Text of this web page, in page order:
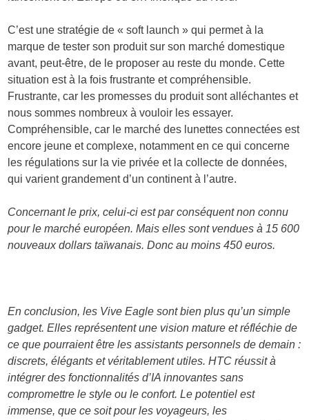
C’est une stratégie de « soft launch » qui permet à la
marque de tester son produit sur son marché domestique
avant, peut-être, de le proposer au reste du monde. Cette
situation est à la fois frustrante et compréhensible.
Frustrante, car les promesses du produit sont alléchantes et
nous sommes nombreux à vouloir les essayer.
Compréhensible, car le marché des lunettes connectées est
encore jeune et complexe, notamment en ce qui concerne
les régulations sur la vie privée et la collecte de données,
qui varient grandement d’un continent à l’autre.
Concernant le prix, celui-ci est par conséquent non connu
pour le marché européen. Mais elles sont vendues à 15 600
nouveaux dollars taïwanais. Donc au moins 450 euros.
En conclusion, les Vive Eagle sont bien plus qu’un simple
gadget. Elles représentent une vision mature et réfléchie de
ce que pourraient être les assistants personnels de demain :
discrets, élégants et véritablement utiles. HTC réussit à
intégrer des fonctionnalités d’IA innovantes sans
compromettre le style ou le confort. Le potentiel est
immense, que ce soit pour les voyageurs, les